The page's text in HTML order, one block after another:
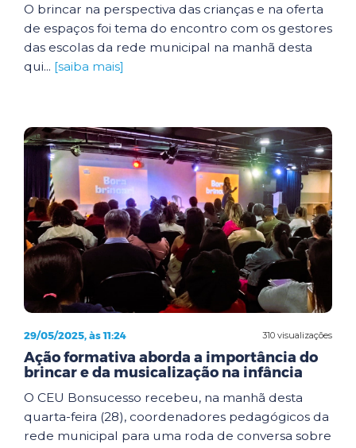
O brincar na perspectiva das crianças e na oferta
de espaços foi tema do encontro com os gestores
das escolas da rede municipal na manhã desta
qui... [saiba mais]
310 visualizações
29/05/2025, às 11:24
Ação formativa aborda a importância do
brincar e da musicalização na infância
O CEU Bonsucesso recebeu, na manhã desta
quarta-feira (28), coordenadores pedagógicos da
rede municipal para uma roda de conversa sobre